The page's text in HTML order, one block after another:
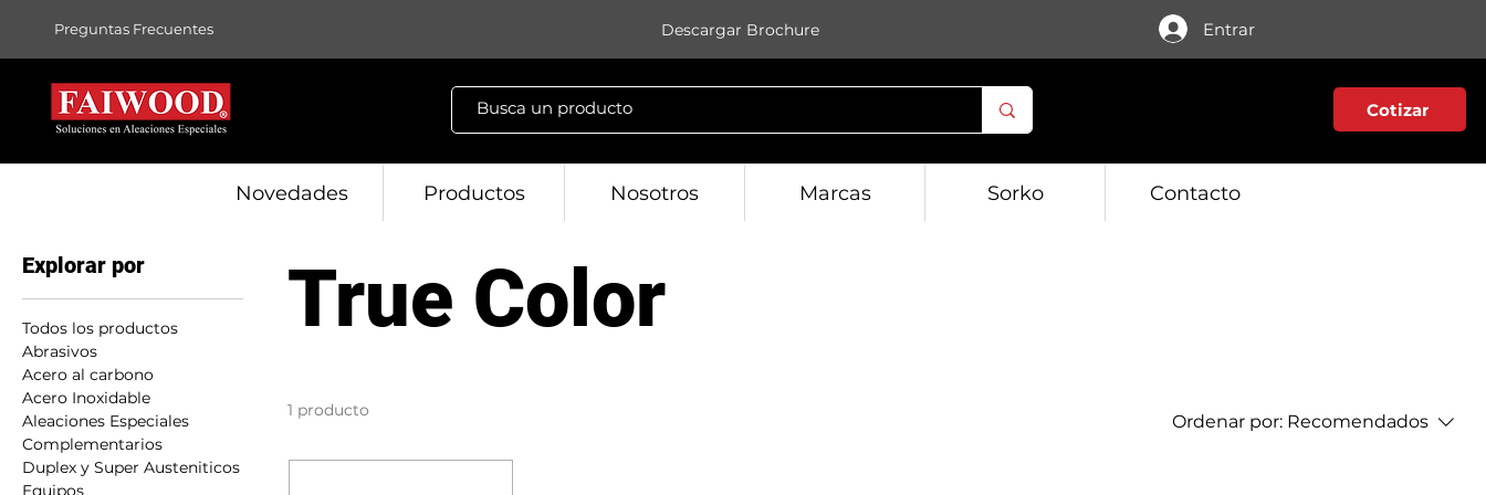
Preguntas Frecuentes Descargar Brochure Entrar
Cotizar
Novedades Productos Nosotros Marcas Sorko Contacto
Explorar por
Todos los productos
Abrasivos
Acero al carbono
Acero Inoxidable
Aleaciones Especiales
Complementarios
Duplex y Super Austeniticos
Equipos
True Color
1 producto
Ordenar por: Recomendados